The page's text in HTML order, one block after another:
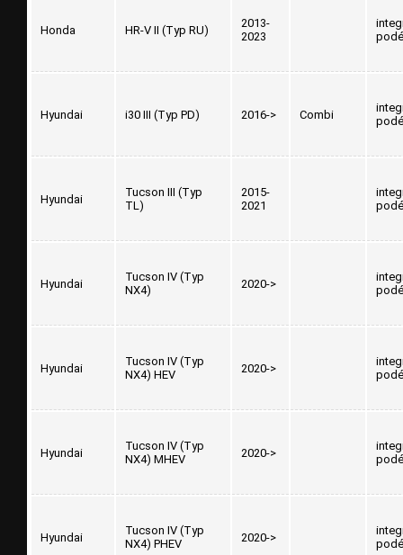
Honda HR-V II (Typ RU)
2013-
2023
Hyundai i30 III (Typ PD) 2016-> Combi
Hyundai
Tucson III (Typ
TL)
2015-
2021
Hyundai
Tucson IV (Typ
NX4)
2020->
Hyundai
Tucson IV (Typ
NX4) HEV
2020->
Hyundai
Tucson IV (Typ
NX4) MHEV
2020->
Hyundai
Tucson IV (Typ
NX4) PHEV
2020->